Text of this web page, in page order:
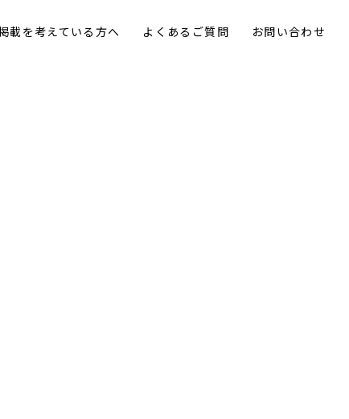
載を考えている方へ よくあるご質問 お問い合わせ